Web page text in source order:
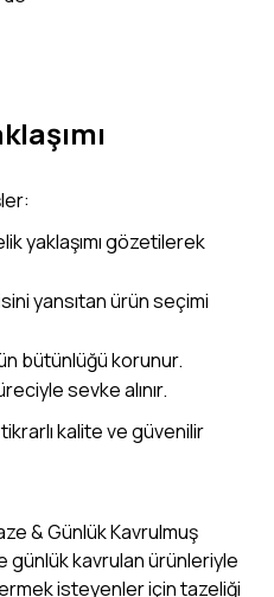
yaklaşımı gözetilerek
yansıtan ürün seçimi
bütünlüğü korunur.
sevke alınır.
kalite ve güvenilir
& Günlük Kavrulmuş
günlük kavrulan ürünleriyle
isteyenler için tazeliği